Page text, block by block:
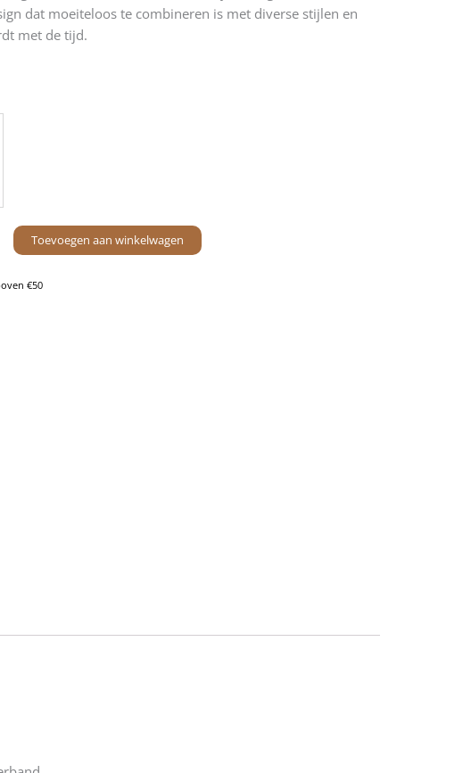
dat moeiteloos te combineren is met diverse stijlen en
met de tijd.
Toevoegen aan winkelwagen
€50